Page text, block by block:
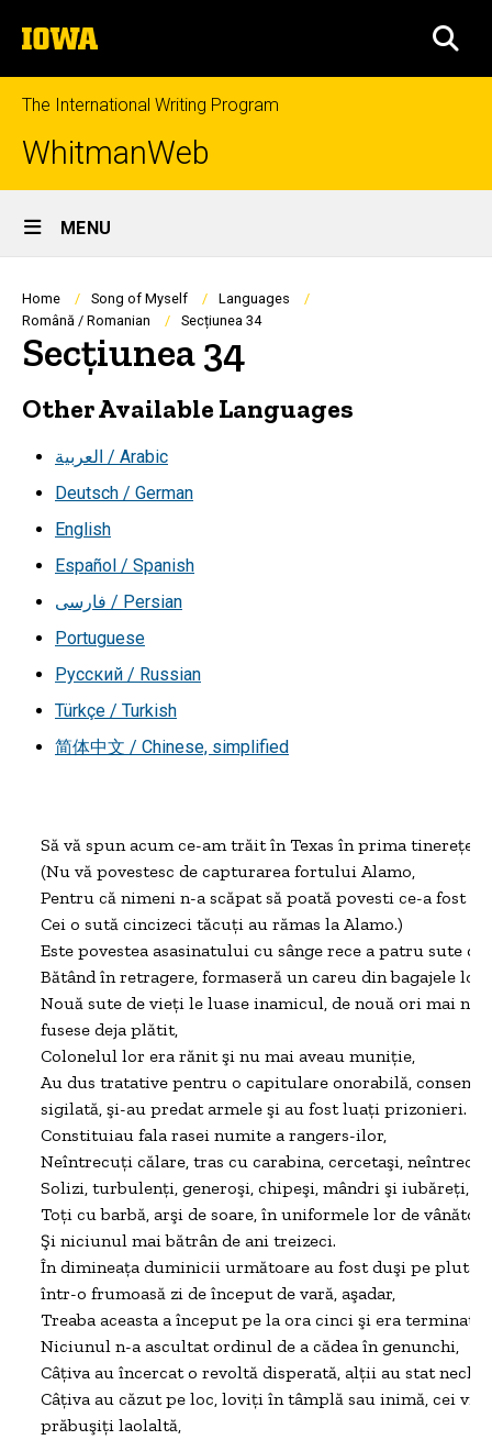
to
content
The
University
of
Iowa
The International Writing Program
WhitmanWeb
Site
Main
Navigation
MENU
Breadcrumb
Home Song of Myself
Languages
Română / Romanian
Secțiunea 34
Secțiunea 34
Other Available Languages
العربية / Arabic
Deutsch / German
English
Español / Spanish
فارسی / Persian
Portuguese
Русский / Russian
Türkçe / Turkish
简体中文 / Chinese, simplified
Să vă spun acum ce-am trăit în Texas în prima tinereţe;
(Nu vă povestesc de capturarea fortului Alamo,
Pentru că nimeni n-a scăpat să poată povesti ce-a fost la
Cei o sută cincizeci tăcuţi au rămas la Alamo.)
Este povestea asasinatului cu sânge rece a patru sute
Bătând în retragere, formaseră un careu din bagajele lor,
Nouă sute de vieţi le luase inamicul, de nouă ori mai
fusese deja plătit,
Colonelul lor era rănit şi nu mai aveau muniţie,
Au dus tratative pentru o capitulare onorabilă,
sigilată, şi-au predat armele şi au fost luaţi prizonieri.
Constituiau fala rasei numite a rangers-ilor,
Neîntrecuţi călare, tras cu carabina, cercetaşi,
Solizi, turbulenţi, generoşi, chipeşi, mândri şi iubăreţi,
Toţi cu barbă, arşi de soare, în uniformele lor de vânători,
Şi niciunul mai bătrân de ani treizeci.
În dimineaţa duminicii următoare au fost duşi pe
într-o frumoasă zi de început de vară, aşadar,
Treaba aceasta a început pe la ora cinci şi era terminată
Niciunul n-a ascultat ordinul de a cădea în genunchi,
Câţiva au încercat o revoltă disperată, alţii au stat
Câţiva au căzut pe loc, loviţi în tâmplă sau inimă, cei vii
prăbuşiţi laolaltă,